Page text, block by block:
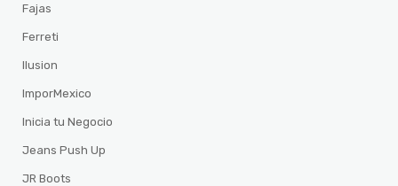
Fajas
Ferreti
Ilusion
ImporMexico
Inicia tu Negocio
Jeans Push Up
JR Boots